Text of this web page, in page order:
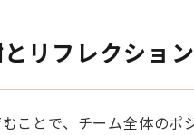
リフレクショ
ことで、チーム全体のポ